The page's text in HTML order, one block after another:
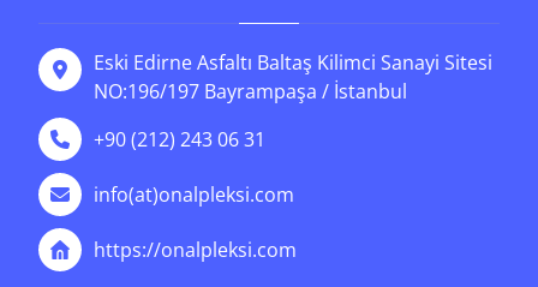
Eski Edirne Asfaltı Baltaş Kilimci Sanayi Sitesi
NO:196/197 Bayrampaşa / İstanbul
+90 (212) 243 06 31
info(at)onalpleksi.com
https://onalpleksi.com